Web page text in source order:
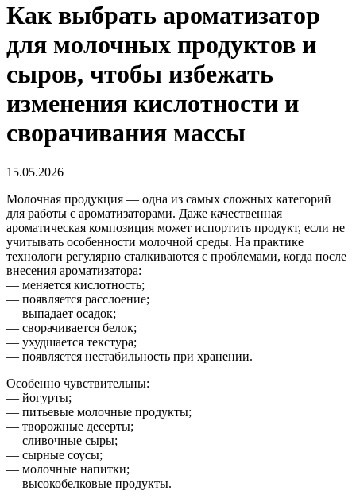
Как выбрать ароматизатор
для молочных продуктов и
сыров, чтобы избежать
изменения кислотности и
сворачивания массы
15.05.2026
Молочная продукция — одна из самых сложных категорий
для работы с ароматизаторами. Даже качественная
ароматическая композиция может испортить продукт, если не
учитывать особенности молочной среды. На практике
технологи регулярно сталкиваются с проблемами, когда после
внесения ароматизатора:
— меняется кислотность;
— появляется расслоение;
— выпадает осадок;
— сворачивается белок;
— ухудшается текстура;
— появляется нестабильность при хранении.
Особенно чувствительны:
— йогурты;
— питьевые молочные продукты;
— творожные десерты;
— сливочные сыры;
— сырные соусы;
— молочные напитки;
— высокобелковые продукты.